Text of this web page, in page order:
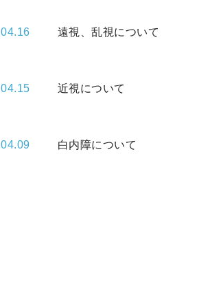
遠視、乱視について
近視について
白内障について